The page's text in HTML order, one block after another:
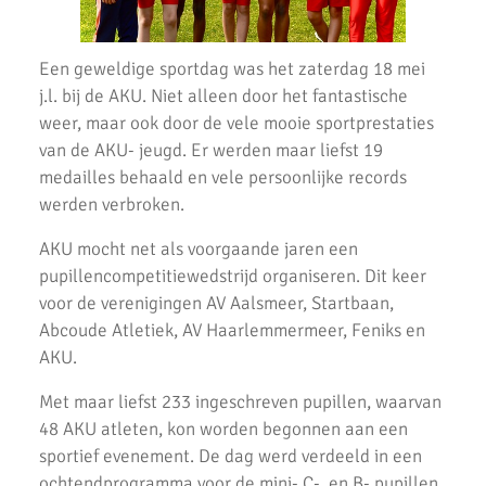
AKU jeugdatleten in de prijzen tijdens Nederlandse
Kampioenschappen.
Atleten enthousiast over zware cross bij AKU
37 Nieuwe Club Records
Nationale Estafette Kampioenschappen 2023
AKU junioren succesvol tijdens landelijke finales
AKU Junioren 5e en 8e in landelijke Finale D
Emmanuella Amani Nederlands Kampioen hoogspringen
Roel Verlaan Nederlands Kampioen Vortexwerpen U12
AKU Junioren plaatsen zich voor landelijke finale
Een geweldige sportdag was het zaterdag 18 mei
j.l. bij de AKU. Niet alleen door het fantastische
weer, maar ook door de vele mooie sportprestaties
van de AKU- jeugd. Er werden maar liefst 19
medailles behaald en vele persoonlijke records
werden verbroken.
AKU mocht net als voorgaande jaren een
pupillencompetitiewedstrijd organiseren. Dit keer
voor de verenigingen AV Aalsmeer, Startbaan,
Abcoude Atletiek, AV Haarlemmermeer, Feniks en
AKU.
Met maar liefst 233 ingeschreven pupillen, waarvan
48 AKU atleten, kon worden begonnen aan een
sportief evenement. De dag werd verdeeld in een